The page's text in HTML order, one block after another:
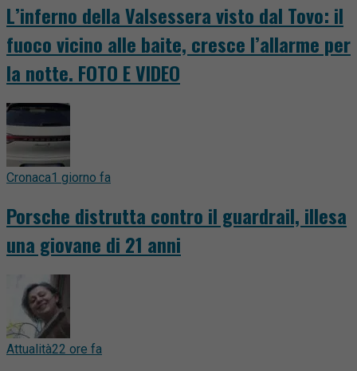
L’inferno della Valsessera visto dal Tovo: il
fuoco vicino alle baite, cresce l’allarme per
la notte. FOTO E VIDEO
Cronaca1 giorno fa
Porsche distrutta contro il guardrail, illesa
una giovane di 21 anni
Attualità22 ore fa